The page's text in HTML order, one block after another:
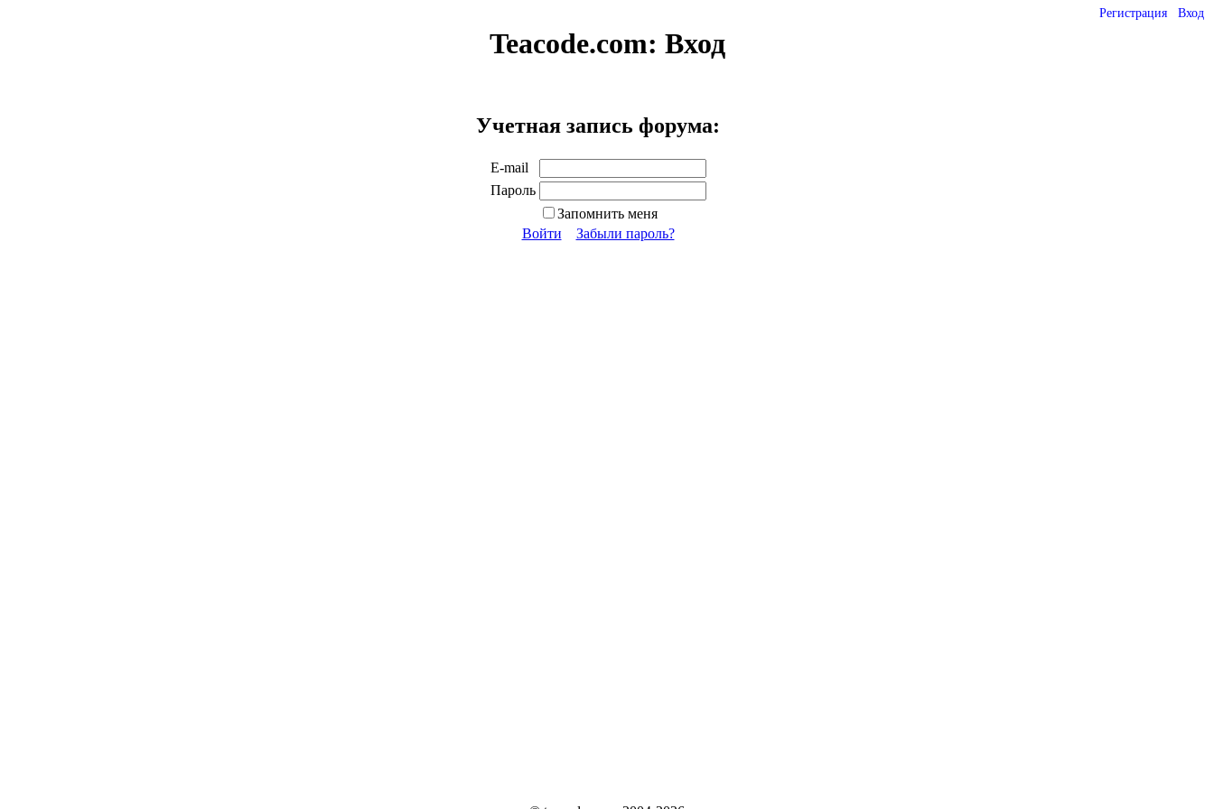
Регистрация Вход
Teacode.com: Вход
Учетная запись форума:
E-mail
Пароль
Запомнить меня
Войти
Забыли пароль?